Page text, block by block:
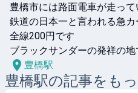
豊橋市には路面電車が走って
鉄道の日本一と言われる急
全線200円です
ブラックサンダーの発祥の
豊橋駅
豊橋駅の記事をも